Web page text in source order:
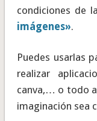
condiciones de
imágenes».
Puedes usarlas
realizar
canva,… o todo
imaginación sea